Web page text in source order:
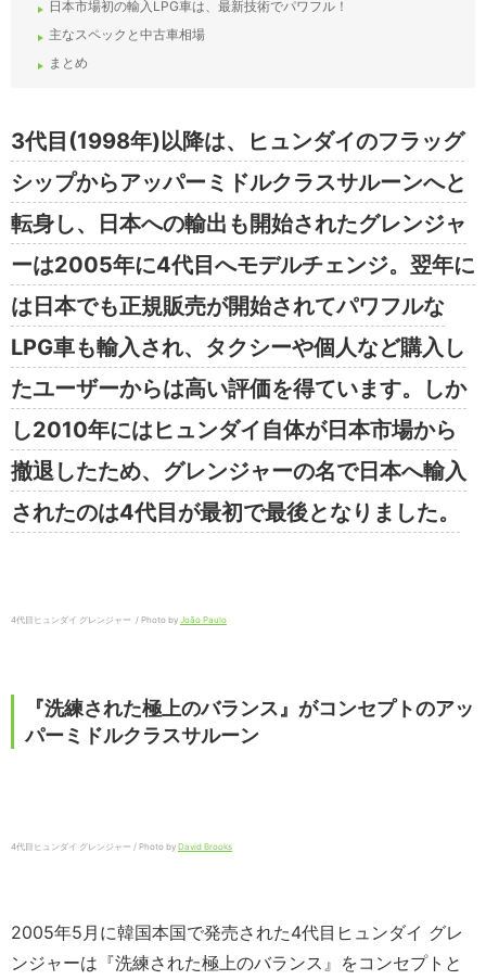
日本市場初の輸入LPG車は、最新技術でパワフル！
主なスペックと中古車相場
まとめ
3代目(1998年)以降は、ヒュンダイのフラッグ
シップからアッパーミドルクラスサルーンへと
転身し、日本への輸出も開始されたグレンジャ
ーは2005年に4代目へモデルチェンジ。翌年に
は日本でも正規販売が開始されてパワフルな
LPG車も輸入され、タクシーや個人など購入し
たユーザーからは高い評価を得ています。しか
し2010年にはヒュンダイ自体が日本市場から
撤退したため、グレンジャーの名で日本へ輸入
されたのは4代目が最初で最後となりました。
4代目ヒュンダイ グレンジャー / Photo by João Paulo
『洗練された極上のバランス』がコンセプトのアッ
パーミドルクラスサルーン
4代目ヒュンダイ グレンジャー / Photo by David Brooks
2005年5月に韓国本国で発売された4代目ヒュンダイ グレ
ンジャーは『洗練された極上のバランス』をコンセプトと